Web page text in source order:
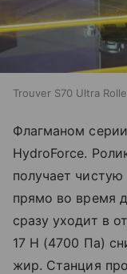
Trouver S70 Ultra
Флагманом
HydroForce.
получает
прямо во время
сразу уходит в
17 Н (4700 Па)
жир. Станция